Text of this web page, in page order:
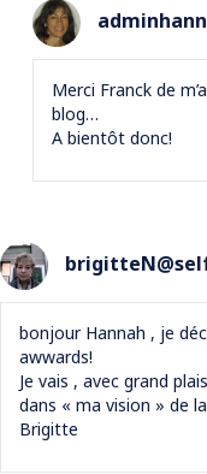
Merci Franck de
blog…
A bientôt donc!
bonjour Hannah , je
awwards!
Je vais , avec grand
dans « ma vision » de
Brigitte